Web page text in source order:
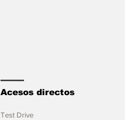
Acesos directos
Test Drive